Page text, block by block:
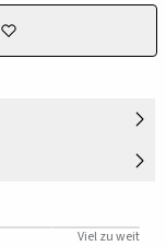
Viel zu weit